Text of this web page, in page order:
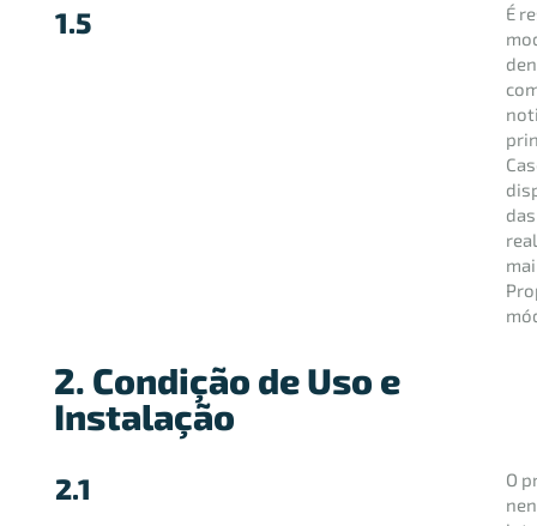
1.5
É
2. Condição de Uso e
Instalação
2.1
O